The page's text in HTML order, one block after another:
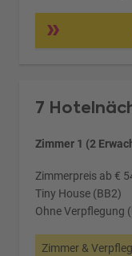
7
Zimmer 1 (2
Zimmerpreis ab €
Tiny House (BB2)
Ohne Verpflegung
Zimmer &